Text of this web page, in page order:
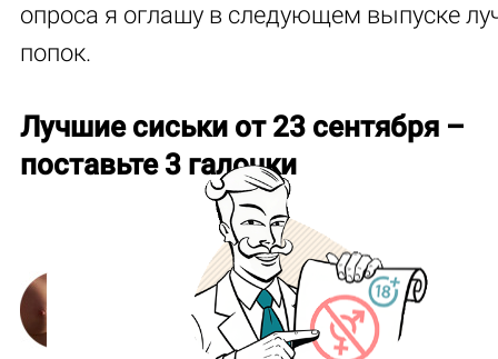
опроса я оглашу в следующем выпуске
попок.
Лучшие сиськи от 23 сентября –
поставьте 3 галочки
Даша («La Fioletto»)
голоса